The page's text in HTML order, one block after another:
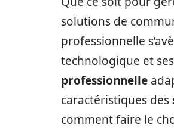
solutions de
professionnelle
technologique et
professionnelle
caractéristiques des
comment faire le